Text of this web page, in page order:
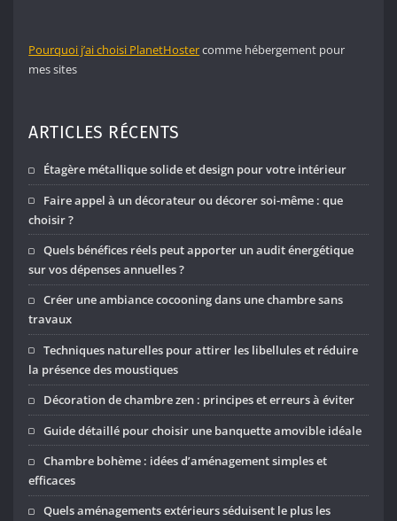
Pourquoi j’ai choisi PlanetHostercomme hébergement pour
mes sites
ARTICLES RÉCENTS
Étagère métallique solide et design pour votre intérieur
Faire appel à un décorateur ou décorer soi-même : que
choisir ?
Quels bénéfices réels peut apporter un audit énergétique
sur vos dépenses annuelles ?
Créer une ambiance cocooning dans une chambre sans
travaux
Techniques naturelles pour attirer les libellules et réduire
la présence des moustiques
Décoration de chambre zen : principes et erreurs à éviter
Guide détaillé pour choisir une banquette amovible idéale
Chambre bohème : idées d’aménagement simples et
efficaces
Quels aménagements extérieurs séduisent le plus les